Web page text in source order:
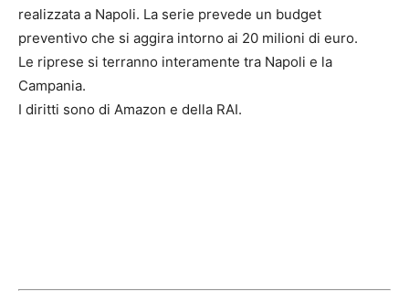
realizzata a Napoli. La serie prevede un budget
preventivo che si aggira intorno ai 20 milioni di euro.
Le riprese si terranno interamente tra Napoli e la
Campania.
I diritti sono di Amazon e della RAI.